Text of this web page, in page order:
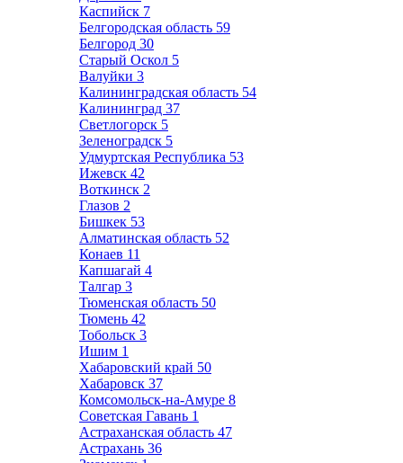
Каспийск 7
Белгородская область 59
Белгород 30
Старый Оскол 5
Валуйки 3
Калининградская область 54
Калининград 37
Светлогорск 5
Зеленоградск 5
Удмуртская Республика 53
Ижевск 42
Воткинск 2
Глазов 2
Бишкек 53
Алматинская область 52
Конаев 11
Капшагай 4
Талгар 3
Тюменская область 50
Тюмень 42
Тобольск 3
Ишим 1
Хабаровский край 50
Хабаровск 37
Комсомольск-на-Амуре 8
Советская Гавань 1
Астраханская область 47
Астрахань 36